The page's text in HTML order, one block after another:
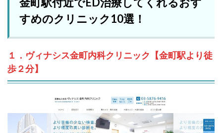
すめのクリニック10選！
１．ヴィナシス金町内科クリニック【金町駅より徒
歩２分】